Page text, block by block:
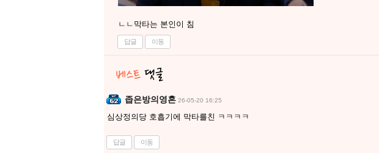
ㄴㄴ막타는 본인이 침
답글 이동
좁은방의영혼 26-05-20 16:25
심상정의당 호흡기에 막타를친 ㅋㅋㅋㅋ
답글 이동